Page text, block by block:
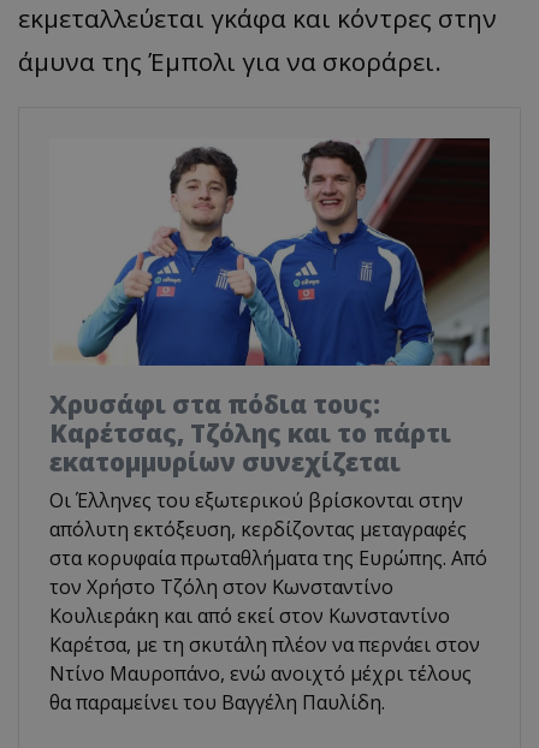
εκμεταλλεύεται γκάφα και κόντρες στην
άμυνα της Έμπολι για να σκοράρει.
Χρυσάφι στα πόδια τους:
Καρέτσας, Τζόλης και το πάρτι
εκατομμυρίων συνεχίζεται
Οι Έλληνες του εξωτερικού βρίσκονται στην
απόλυτη εκτόξευση, κερδίζοντας μεταγραφές
στα κορυφαία πρωταθλήματα της Ευρώπης. Από
τον Χρήστο Τζόλη στον Κωνσταντίνο
Κουλιεράκη και από εκεί στον Κωνσταντίνο
Καρέτσα, με τη σκυτάλη πλέον να περνάει στον
Ντίνο Μαυροπάνο, ενώ ανοιχτό μέχρι τέλους
θα παραμείνει του Βαγγέλη Παυλίδη.